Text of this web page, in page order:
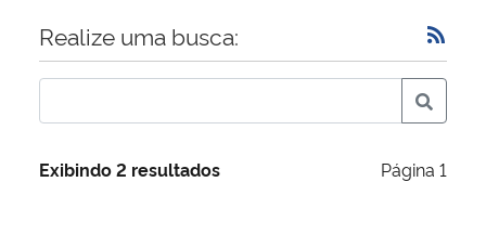
Ministério da Economia
Ministério da Infraestrutura
Início do conteúdo
Realize uma busca:
Exibindo 2 resultados Página 1